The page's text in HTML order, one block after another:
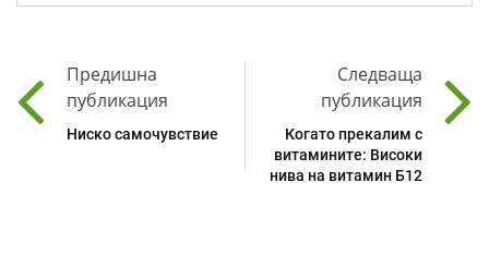
Предишна
публикация
Ниско самочувствие
Следваща
публикация
Когато прекалим с
витамините: Високи
нива на витамин Б12